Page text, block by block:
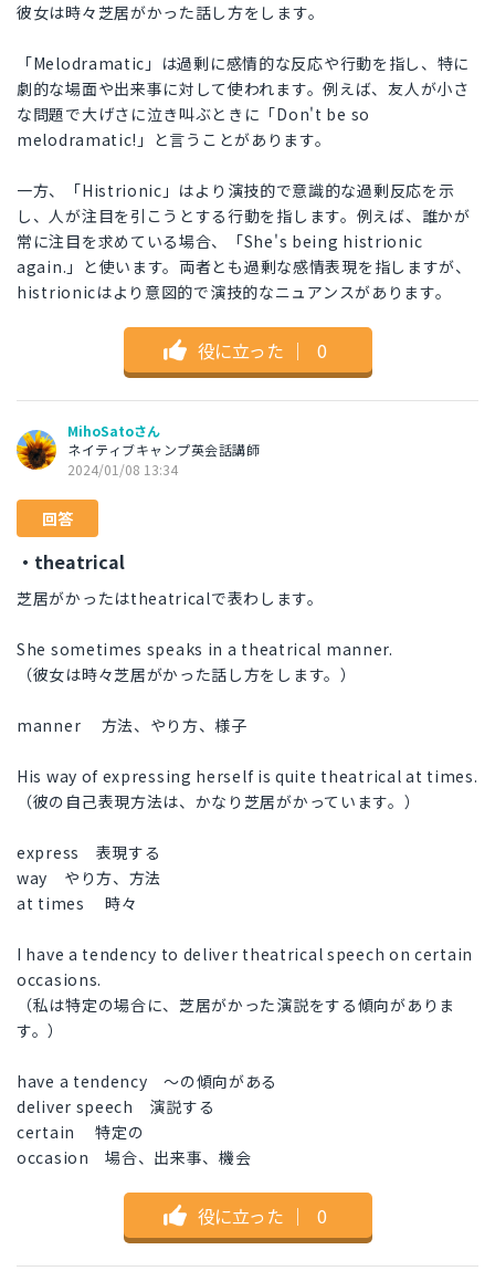
彼女は時々芝居がかった話し方をします。
「Melodramatic」は過剰に感情的な反応や行動を指し、特に
劇的な場面や出来事に対して使われます。例えば、友人が小さ
な問題で大げさに泣き叫ぶときに「Don't be so
melodramatic!」と言うことがあります。
一方、「Histrionic」はより演技的で意識的な過剰反応を示
し、人が注目を引こうとする行動を指します。例えば、誰かが
常に注目を求めている場合、「She's being histrionic
again.」と使います。両者とも過剰な感情表現を指しますが、
histrionicはより意図的で演技的なニュアンスがあります。
役に立った ｜ 0
MihoSatoさん
ネイティブキャンプ英会話講師
2024/01/08 13:34
回答
・theatrical
芝居がかったはtheatricalで表わします。
She sometimes speaks in a theatrical manner.
（彼女は時々芝居がかった話し方をします。）
manner 方法、やり方、様子
His way of expressing herself is quite theatrical at times.
（彼の自己表現方法は、かなり芝居がかっています。）
express 表現する
way やり方、方法
at times 時々
I have a tendency to deliver theatrical speech on certain
occasions.
（私は特定の場合に、芝居がかった演説をする傾向がありま
す。）
have a tendency ～の傾向がある
deliver speech 演説する
certain 特定の
occasion 場合、出来事、機会
役に立った ｜ 0